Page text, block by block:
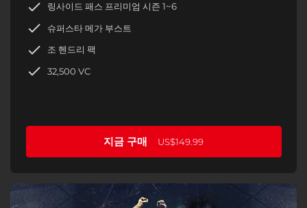
링사이드 패스 프리미엄 시즌 1~6
슈퍼스타 메가 부스트
조 헨드리 팩
32,500 VC
지금 구매 US$149.99